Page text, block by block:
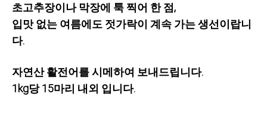
초고추장이나 막장에 툭 찍어 한 점,
입맛 없는 여름에도 젓가락이 계속 가는 생선이랍니
다.
자연산 활전어를 시메하여 보내드립니다.
1kg당 15마리 내외 입니다.